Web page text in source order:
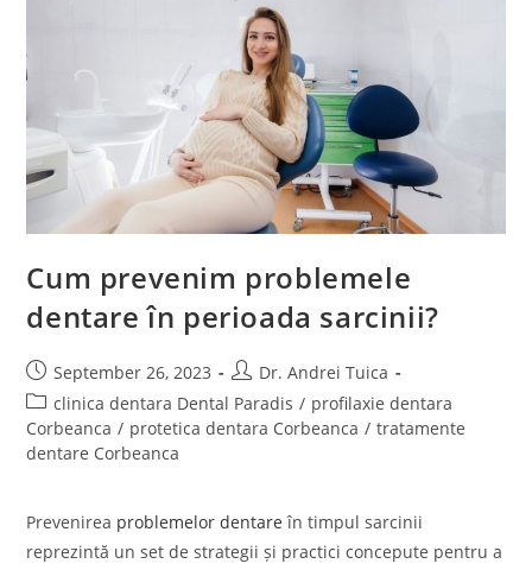
Cum prevenim problemele
dentare în perioada sarcinii?
September 26, 2023
Dr. Andrei Tuica
clinica dentara Dental Paradis / profilaxie dentara
Corbeanca / protetica dentara Corbeanca / tratamente
dentare Corbeanca
Prevenirea problemelor dentareîn timpul sarcinii
reprezintă un set de strategii și practici concepute pentru a